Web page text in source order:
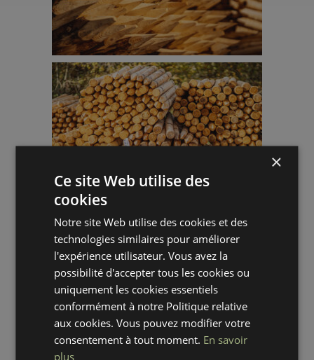
×
Ce site Web utilise des
cookies
Notre site Web utilise des cookies et des
technologies similaires pour améliorer
l'expérience utilisateur. Vous avez la
possibilité d'accepter tous les cookies ou
uniquement les cookies essentiels
conformément à notre Politique relative
aux cookies. Vous pouvez modifier votre
consentement à tout moment. En savoir
plus